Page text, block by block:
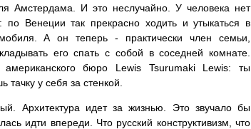
Амстердама. И это неслучайно. У человека нет
по Венеции так прекрасно ходить и утыкаться в
А он теперь - практически член семьи,
его спать с собой в соседней комнате.
бюро Lewis Tsurumaki Lewis: ты
у себя за стенкой.
Архитектура идет за жизнью. Это звучало бы
идти впереди. Что русский конструктивизм, что